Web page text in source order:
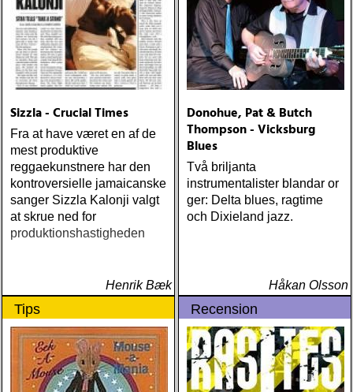
Sizzla - Crucial Times
Fra at have været en af de
mest produktive
reggaekunstnere har den
kontroversielle jamaicanske
sanger Sizzla Kalonji valgt
at skrue ned for
produktionshastigheden
Henrik Bæk
Donohue, Pat & Butch
Thompson - Vicksburg
Blues
Två briljanta
instrumentalister blandar or
ger: Delta blues, ragtime
och Dixieland jazz.
Håkan Olsson
Tips Recension